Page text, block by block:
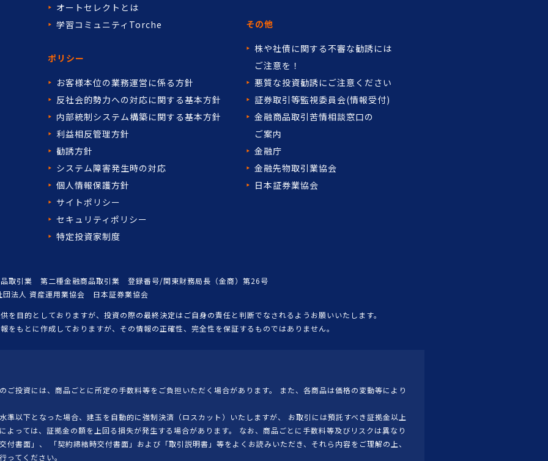
オートセレクトとは
学習コミュニティTorche
ポリシー
お客様本位の業務運営に係る方針
反社会的勢力への対応に関する基本方針
内部統制システム構築に関する基本方針
利益相反管理方針
勧誘方針
システム障害発生時の対応
個人情報保護方針
サイトポリシー
セキュリティポリシー
特定投資家制度
その他
株や社債に関する不審な勧誘には
ご注意を！
悪質な投資勧誘にご注意ください
証券取引等監視委員会(情報受付)
金融商品取引苦情相談窓口の
ご案内
金融庁
金融先物取引業協会
日本証券業協会
取引業 第二種金融商品取引業 登録番号/関東財務局長（金商）第26号
法人 資産運用業協会 日本証券業協会
を目的としておりますが、投資の際の最終決定はご自身の責任と判断でなされるようお願いいたします。
をもとに作成しておりますが、その情報の正確性、完全性を保証するものではありません。
ご投資には、商品ごとに所定の手数料等をご負担いただく場合があります。 また、各商品は価格の変動等により
準以下となった場合、建玉を自動的に強制決済（ロスカット）いたしますが、 お取引には預託すべき証拠金以上
よっては、証拠金の額を上回る損失が発生する場合があります。 なお、商品ごとに手数料等及びリスクは異なり
付書面」、 「契約締結時交付書面」および「取引説明書」等をよくお読みいただき、それら内容をご理解の上、
ってください。